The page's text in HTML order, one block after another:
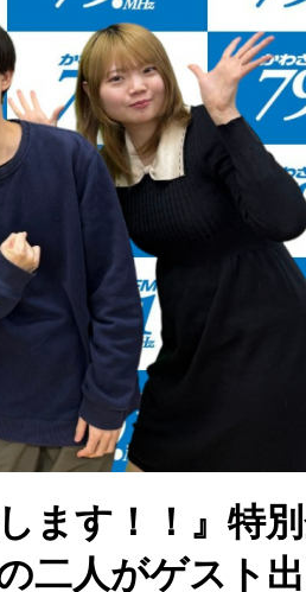
ます！！』特
二人がゲスト出